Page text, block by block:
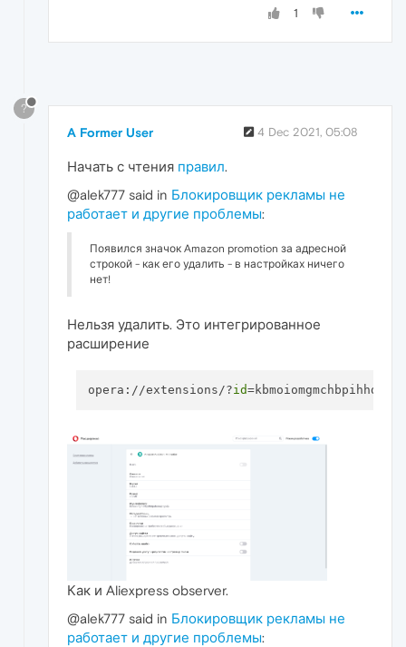
1
?
A Former User 4 Dec 2021, 05:08
Начать с чтения правил.
@alek777 said in Блокировщик рекламы не
работает и другие проблемы:
Появился значок Amazon promotion за адресной
строкой - как его удалить - в настройках ничего
нет!
Нельзя удалить. Это интегрированное
расширение
opera://extensions/?id
Как и Aliexpress observer.
@alek777 said in Блокировщик рекламы не
работает и другие проблемы: